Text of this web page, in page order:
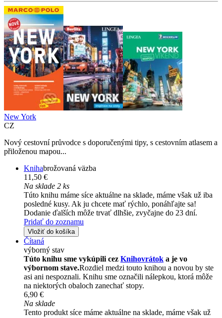
New York
CZ
Nový cestovní průvodce s doporučenými tipy, s cestovním atlasem a
přiloženou mapou...
Knihabrožovaná väzba
11,50 €
Na sklade 2 ks
Túto knihu máme síce aktuálne na sklade, máme však už iba
posledné kusy. Ak ju chcete mať rýchlo, ponáhľajte sa!
Dodanie ďalších môže trvať dlhšie, zvyčajne do 23 dní.
Pridať do zoznamu
Vložiť do košíka
Čítaná
výborný stav
Túto knihu sme vykúpili cez Knihovrátok a je vo
výbornom stave.Rozdiel medzi touto knihou a novou by ste
asi ani nespoznali. Knihu sme označili nálepkou, ktorá môže
na niektorých obaloch zanechať stopy.
6,90 €
Na sklade
Tento produkt síce máme aktuálne na sklade, máme však už